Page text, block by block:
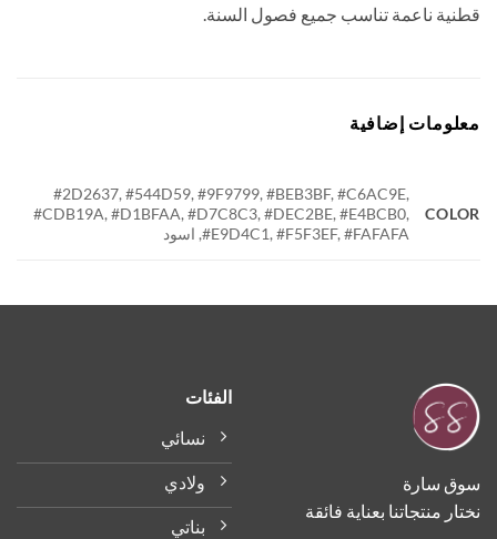
ناعمة تناسب جميع فصول السنة.
إضافية
#2D2637, #544D59, #9F9799, #BEB3BF, #C6AC9E,
#CDB19A, #D1BFAA, #D7C8C3, #DEC2BE, #E4BCB0,
#E9D4C1, #F5F3EF, #FAFAFA, اسود
سارة
منتجاتنا بعناية فائقة
الفئات
نسائي
ولادي
بناتي